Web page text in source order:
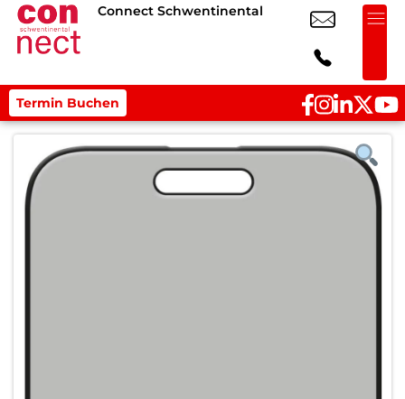
Connect Schwentinental
Termin Buchen